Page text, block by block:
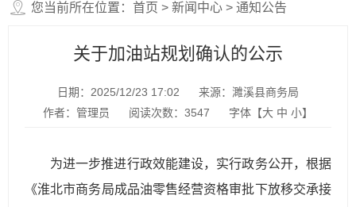
您当前所在位置： 首页 > 新闻中心 > 通知公告
关于加油站规划确认的公示
日期：2025/12/23 17:02
来源：濉溪县商务局
作者：管理员
阅读次数： 3547 字体【大 中 小】
为进一步推进行政效能建设，实行政务公开，根据
《淮北市商务局成品油零售经营资格审批下放移交承接